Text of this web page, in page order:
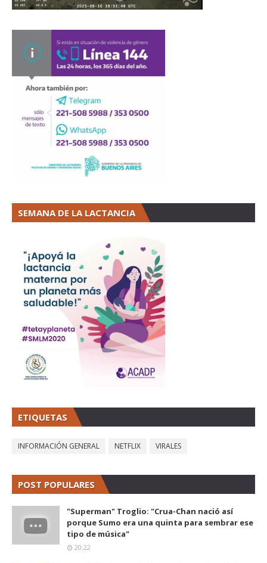
SEMANA DE LA LACTANCIA
ETIQUETAS
INFORMACIÓN GENERAL NETFLIX VIRALES
POST POPULARES
"Superman" Troglio: "Crua-Chan nació así
porque Sumo era una quinta para sembrar ese
tipo de música"
20:22